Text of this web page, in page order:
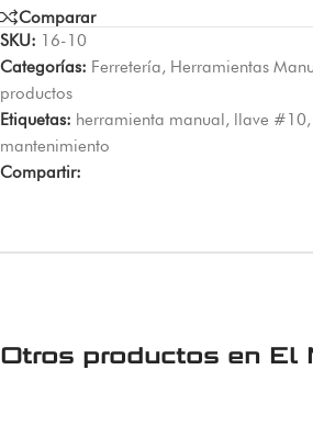
Comparar
SKU: 16-10
Categorías: Ferretería, Herramientas
productos
Etiquetas: herramienta manual, llave #10,
mantenimiento
Compartir:
Otros productos en El